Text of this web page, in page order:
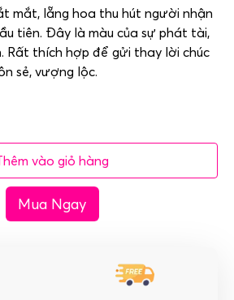
mắt, lẵng hoa thu hút người nhận
tiên. Đây là màu của sự phát tài,
Rất thích hợp để gửi thay lời chúc
sẻ, vượng lộc.
vào giỏ hàng
Mua Ngay